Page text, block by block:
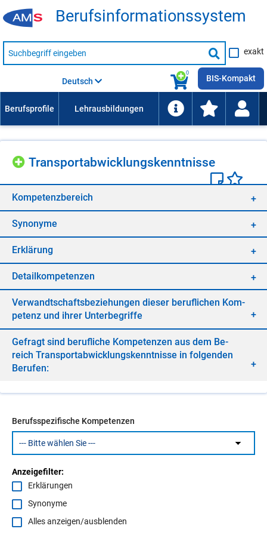
Be­rufs­in­for­ma­ti­ons­sys­tem
Suche
nach
Suche
starten
exakt
0
Deutsch BIS-Kompakt
Trans­port­ab­wick­lungs­kennt­nis­se
Kom­pe­tenz­be­reich
Syn­ony­me
Er­klä­rung
De­tail­kom­pe­ten­zen
Ver­wandt­schafts­be­zie­hun­gen die­ser be­ruf­li­chen Kom­
pe­tenz und ih­rer Un­ter­be­grif­fe
Ge­fragt sind be­ruf­li­che Kom­pe­ten­zen aus dem Be­
reich Trans­port­ab­wick­lungs­kennt­nis­se in fol­gen­den
Be­ru­fen:
Berufsspezifische Kompetenzen
Anzeigefilter:
Erklärungen
Synonyme
Alles anzeigen/ausblenden